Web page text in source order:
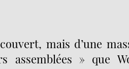
mais d’une
assemblées » que